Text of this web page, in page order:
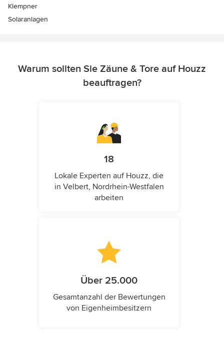
Klempner
Solaranlagen
Warum sollten Sie Zäune & Tore auf Houzz
beauftragen?
18
Lokale Experten auf Houzz, die
in Velbert, Nordrhein-Westfalen
arbeiten
Über 25.000
Gesamtanzahl der Bewertungen
von Eigenheimbesitzern